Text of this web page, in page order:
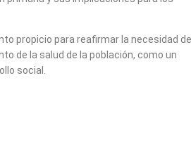
propicio para reafirmar la necesidad de
de la salud de la población, como un
social.